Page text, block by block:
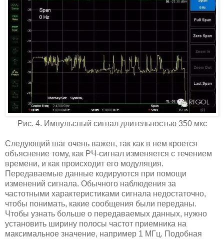
Рис. 4. Импульсный сигнал длительностью 350 мкс
Следующий шаг очень важен, так как в нем кроется
объяснение тому, как РЧ-сигнал изменяется с течением
времени, и как происходит его модуляция.
Передаваемые данные кодируются при помощи
изменений сигнала. Обычного наблюдения за
частотными характеристиками сигнала недостаточно,
чтобы понимать, какие сообщения были переданы.
Чтобы узнать больше о передаваемых данных, нужно
установить ширину полосы частот приемника на
максимальное значение, например 1 МГц. Подобная